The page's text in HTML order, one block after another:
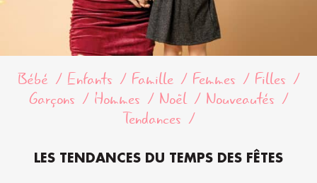
Bébé Enfants Famille Femmes
Filles
Garçons
Hommes Noël
Nouveautés
Tendances
LES TENDANCES DU TEMPS DES FÊTES